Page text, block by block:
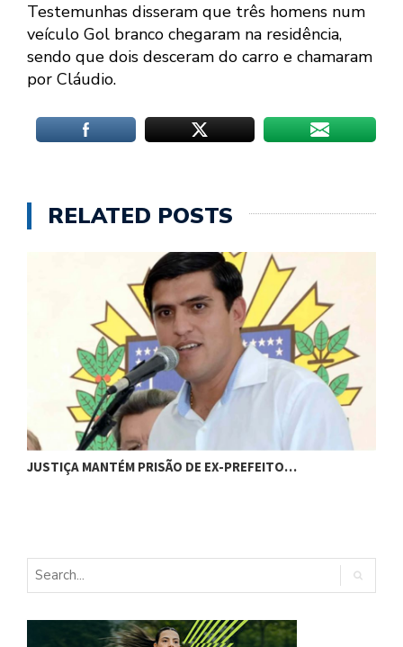
Testemunhas disseram que três homens num
veículo Gol branco chegaram na residência,
sendo que dois desceram do carro e chamaram
por Cláudio.
RELATED POSTS
JUSTIÇA MANTÉM PRISÃO DE EX-PREFEITO…